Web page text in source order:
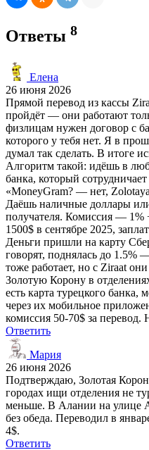
Ответы 8
Елена
26 июня 2026
Прямой перевод из кассы
пройдёт — они работают
физлицам нужен договор с
которого у тебя нет. Я в
думал так сделать. В итоге
Алгоритм такой: идёшь в
банка, который
«MoneyGram? — нет,
Даёшь наличные доллары
получателя. Комиссия — 1%
1500$ в сентябре 2025,
Деньги пришли на карту
говорят, поднялась до
тоже работает, но с Ziraat
Золотую Корону в
есть карта турецкого банка,
через их мобильное
комиссия 50-70$ за перевод.
Ответить
Мария
26 июня 2026
Подтверждаю, Золотая
городах ищи отделения не
меньше. В Алании на улице
без обеда. Переводил в
4$.
Ответить